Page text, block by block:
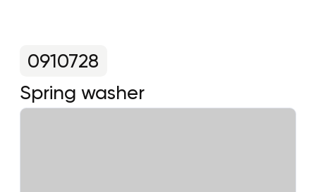
Spring washer
0910728